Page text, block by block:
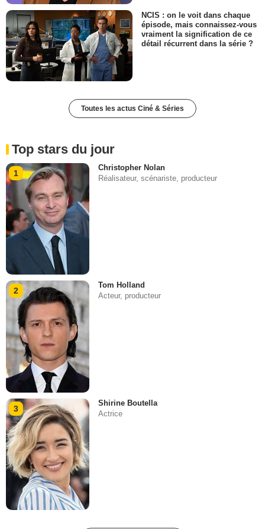
NCIS : on le voit dans chaque
épisode, mais connaissez-vous
vraiment la signification de ce
détail récurrent dans la série ?
Toutes les actus Ciné & Séries
Top stars du jour
1
Christopher Nolan
Réalisateur, scénariste, producteur
2
Tom Holland
Acteur, producteur
3
Shirine Boutella
Actrice